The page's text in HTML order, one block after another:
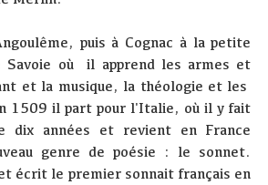
puis à Cognac à la petite
Savoie où il apprend les armes et
et la musique, la théologie et les
1509 il part pour l'Italie, où il y fait
dix années et revient en France
genre de poésie : le sonnet.
écrit le premier sonnait français en